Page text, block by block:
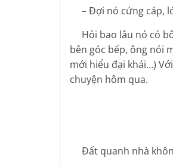
– Đợi nó cứng cáp,
Hỏi bao lâu nó có
bên góc bếp, ông nói
mới hiểu đại khái…)
chuyện hôm qua.
*
Đất quanh nhà